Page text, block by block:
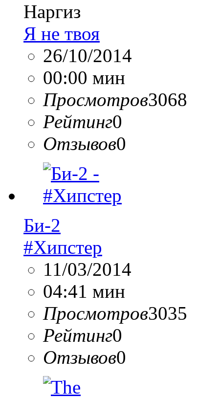
Наргиз
Я не твоя
26/10/2014
00:00 мин
Просмотров3068
Рейтинг0
Отзывов0
Би-2
#Хипстер
11/03/2014
04:41 мин
Просмотров3035
Рейтинг0
Отзывов0